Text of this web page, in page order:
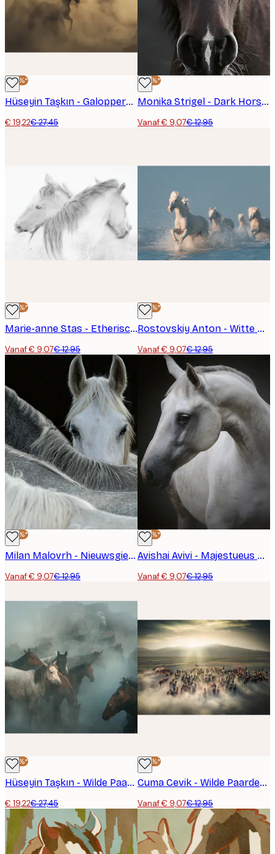
-30%*
Hüseyin Taşkın - Galopperende Wilde Paarden Poster
€ 19,22€ 27,45
-30%*
Monika Strigel - Dark Horse Poster
Vanaf € 9,07€ 12,95
-30%*
Marie-anne Stas - Etherische Witte Paarden Poster
Vanaf € 9,07€ 12,95
-30%*
Rostovskiy Anton - Witte Wilde Paarden Poster
Vanaf € 9,07€ 12,95
-30%*
Milan Malovrh - Nieuwsgierig Glurend Paard Poster
Vanaf € 9,07€ 12,95
-30%*
Avishai Avivi - Majestueus Wit Paard Poster
Vanaf € 9,07€ 12,95
-30%*
Hüseyin Taşkın - Wilde Paarden in Stof Poster
€ 19,22€ 27,45
-30%*
Cuma Cevik - Wilde Paarden in Stof Poster
Vanaf € 9,07€ 12,95